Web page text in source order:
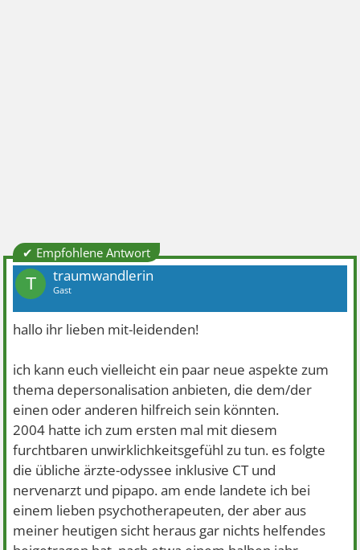
✔ Empfohlene Antwort
T traumwandlerin
Gast
hallo ihr lieben mit-leidenden!
ich kann euch vielleicht ein paar neue aspekte zum
thema depersonalisation anbieten, die dem/der
einen oder anderen hilfreich sein könnten.
2004 hatte ich zum ersten mal mit diesem
furchtbaren unwirklichkeitsgefühl zu tun. es folgte
die übliche ärzte-odyssee inklusive CT und
nervenarzt und pipapo. am ende landete ich bei
einem lieben psychotherapeuten, der aber aus
meiner heutigen sicht heraus gar nichts helfendes